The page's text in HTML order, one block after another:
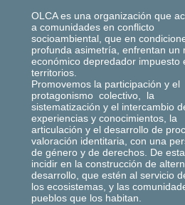
OLCA es una organización que
a comunidades en conflicto
socioambiental, que en
profunda asimetría, enfrentan un
económico depredador impuesto
territorios.
Promovemos la participación y el
protagonismo colectivo, la
sistematización y el intercambio
experiencias y conocimientos, la
articulación y el desarrollo de
valoración identitaria, con una
de género y de derechos. De
incidir en la construcción de
desarrollo, que estén al servicio
los ecosistemas, y las
pueblos que los habitan.